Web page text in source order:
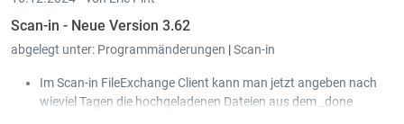
Scan-in - Neue Version 3.62
abgelegt unter: Programmänderungen |Scan-in
Im Scan-in FileExchange Client kann man jetzt angeben nach
wieviel Tagen die hochgeladenen Dateien aus dem _done